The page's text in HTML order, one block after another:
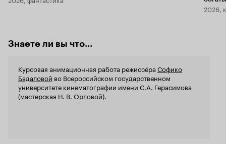
2026,
Знаете ли вы что...
Курсовая анимационная работа режиссёра Софико
Бадаловой во Всероссийском государственном
университете кинематографии имени С.А. Герасимова
(мастерская Н. В. Орловой).